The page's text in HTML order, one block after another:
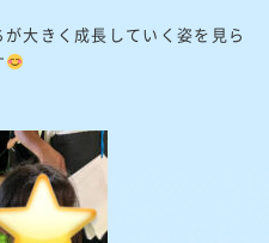
大きく成長していく姿を見ら